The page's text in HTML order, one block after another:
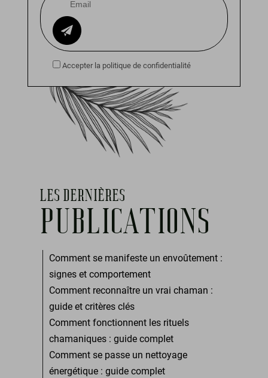
Accepter la politique de confidentialité
LES DERNIÈRES
PUBLICATIONS
Comment se manifeste un envoûtement :
signes et comportement
Comment reconnaître un vrai chaman :
guide et critères clés
Comment fonctionnent les rituels
chamaniques : guide complet
Comment se passe un nettoyage
énergétique : guide complet